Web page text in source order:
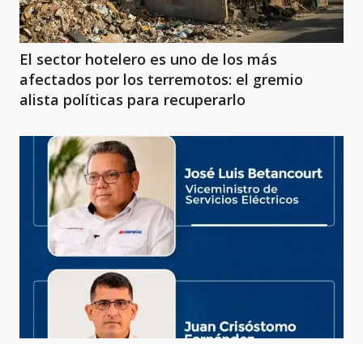
El sector hotelero es uno de los más
afectados por los terremotos: el gremio
alista políticas para recuperarlo